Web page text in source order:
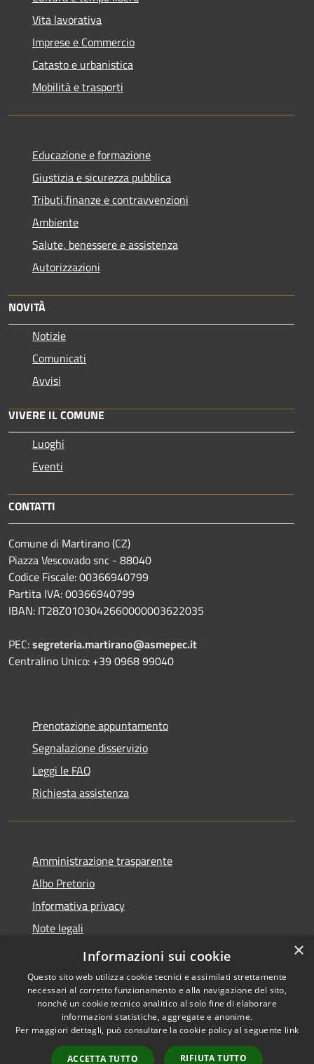
Vita lavorativa
Imprese e Commercio
Catasto e urbanistica
Mobilità e trasporti
Educazione e formazione
Giustizia e sicurezza pubblica
Tributi,finanze e contravvenzioni
Ambiente
Salute, benessere e assistenza
Autorizzazioni
NOVITÀ
Notizie
Comunicati
Avvisi
VIVERE IL COMUNE
Luoghi
Eventi
CONTATTI
Comune di Martirano (CZ)
Piazza Vescovado snc - 88040
Codice Fiscale: 00366940799
Partita IVA: 00366940799
IBAN: IT28Z0103042660000003622035
PEC:segreteria.martirano@asmepec.it
Centralino Unico: +39 0968 99040
Prenotazione appuntamento
Segnalazione disservizio
Leggi le FAQ
Richiesta assistenza
Amministrazione trasparente
Albo Pretorio
Informativa privacy
Note legali
Dichiarazione di accessibilità
Accessibilità
Copyright © 2026 • Comune di
Martirano • Powered by
Municipium•
Accesso
×
Informazioni sui cookie
Questo sito web utilizza cookie tecnici e assimilati strettamente
necessari al corretto funzionamento e alla navigazione del sito,
nonché un cookie tecnico analitico al solo fine di elaborare
informazioni statistiche, aggregate e anonime.
Per maggiori dettagli, può consultare la cookie policy al seguente link
ACCETTA TUTTO RIFIUTA TUTTO